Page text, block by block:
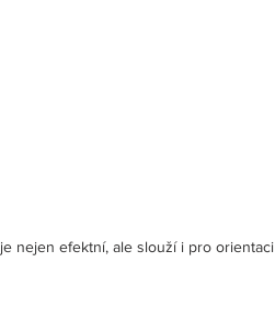
nejen efektní, ale slouží i pro